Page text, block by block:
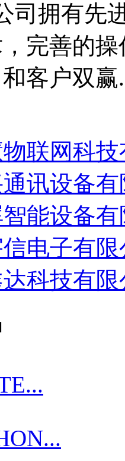
司拥有先
完善的
客户双赢
联网科
讯设备
能设备
电子有限
科技有限